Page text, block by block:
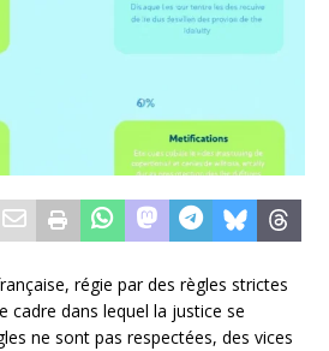
régie par des règles strictes
cadre dans lequel la justice se
ne sont pas respectées, des vices